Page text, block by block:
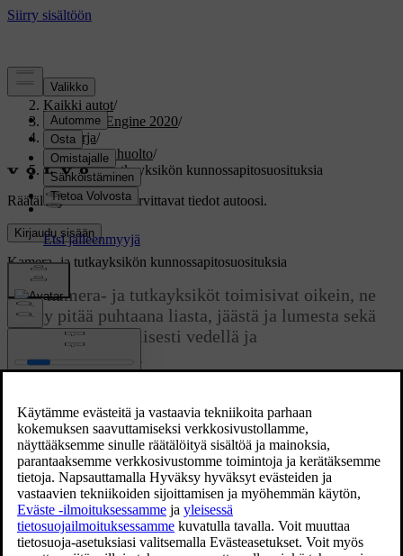
Tuki/
Kaikki autot/
V60 Twin Engine 2020/
Ohjekirja/
Ylläpito ja huolto/
Kamera- ja tutkayksikön kunnossapitosuosituksia
Räätälöity tukiHanki tarvittavat tiedot autoosi.
Kirjaudu sisään
Kamera- ja tutkayksikön kunnossapitosuosituksia
Jotta kamera- ja tutkayksiköt toimisivat oikein, ne
täytyy pitää puhtaana liasta, jäästä ja lumesta sekä
puhdistaa säännöllisesti vedellä ja
autonpesuaineella.